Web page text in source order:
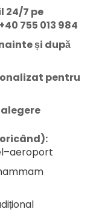
24/7 pe
755 013 984
și după
pentru